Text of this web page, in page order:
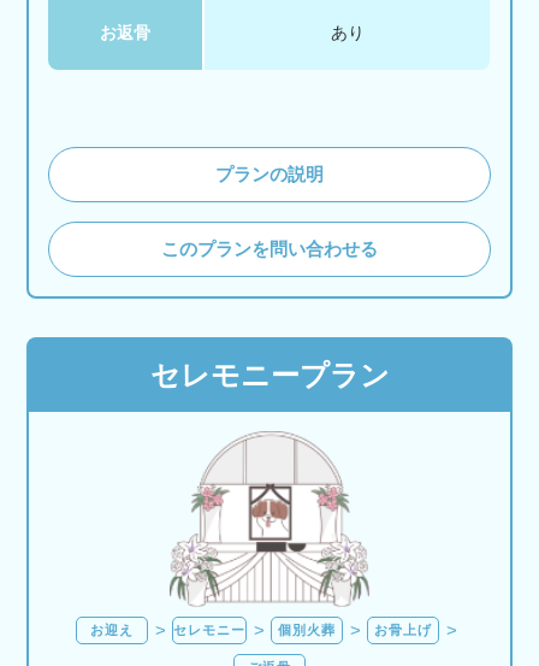
お返骨 あり
プランの説明
このプランを問い合わせる
セレモニープラン
お迎え セレモニー 個別火葬 お骨上げ